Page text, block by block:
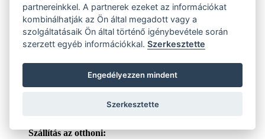
Szállítás az otthoni:
Külső tároló (82 ks)
Szállítás 4-7 munkanapon belül
(55 ks)
Szállítás az otthoni:
Szállítás az otthoni:
Külső tároló (105 ks)
Szállítás 4-7 munkanapon belül
Szállítás az otthoni:
partnereinkkel. A partnerek ezeket az információkat
kombinálhatják az Ön által megadott vagy a
szolgáltatásaik Ön által történő igénybevétele során
szerzett egyéb információkkal.Szerkesztette
Engedélyezzen mindent
Szerkesztette